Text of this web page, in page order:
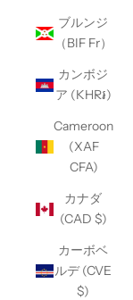
ブルンジ
（BIF Fr）
カンボジ
ア (KHR៛)
Cameroon
(XAF
CFA)
カナダ
(CAD $)
カーボベ
ルデ (CVE
$)